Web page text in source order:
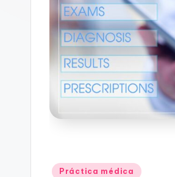
Publicado
Práctica médica